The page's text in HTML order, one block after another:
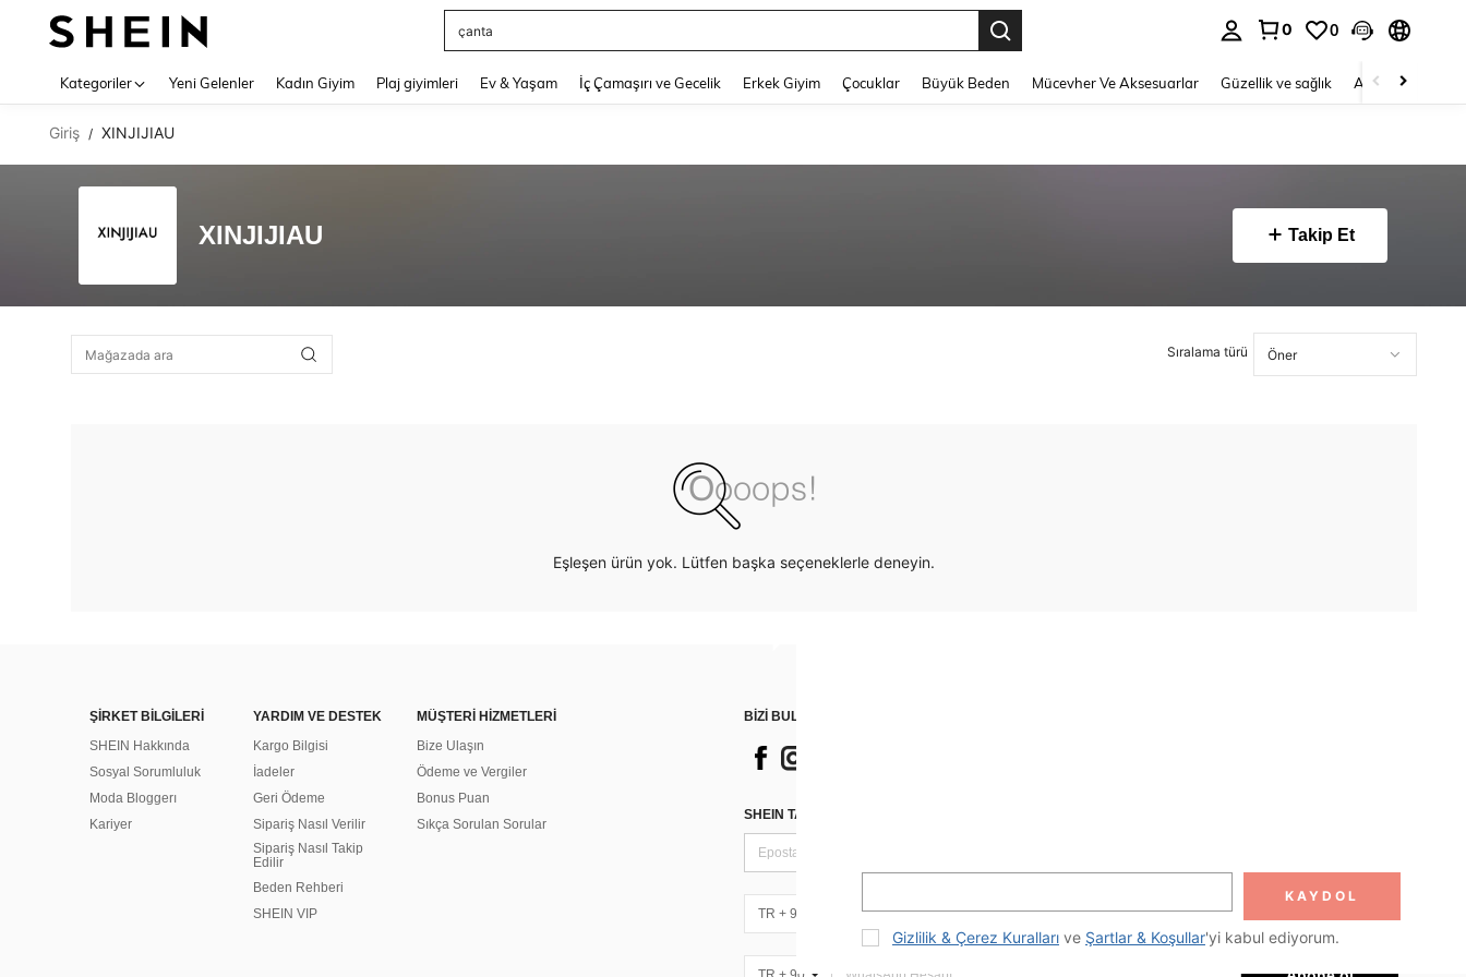
çanta
0 0
Kategoriler Yeni Gelenler Kadın Giyim Plaj giyimleri Ev & Yaşam İç Çamaşırı ve Gecelik Erkek Giyim Çocuklar Büyük Beden Mücevher Ve Aksesuarlar Güzellik ve sağlık Ayakkabı
Giriş / XINJIJIAU
XINJIJIAU Takip Et
Sıralama türü
Eşleşen ürün yok. Lütfen başka seçeneklerle deneyin.
ŞİRKET BİLGİLERİ
SHEIN Hakkında
Sosyal Sorumluluk
Moda Bloggerı
Kariyer
YARDIM VE DESTEK
Kargo Bilgisi
İadeler
Geri Ödeme
Sipariş Nasıl Verilir
Sipariş Nasıl Takip
Edilir
Beden Rehberi
SHEIN VIP
MÜŞTERİ HİZMETLERİ
Bize Ulaşın
Ödeme ve Vergiler
Bonus Puan
Sıkça Sorulan Sorular
BİZİ BULUN
SHEIN TARZI HABERLER IÇIN KAYDOLUN
TR + 90
KAYDOL
Gizlilik & Çerez Kuralları ve Şartlar & Koşullar'yi kabul ediyorum.